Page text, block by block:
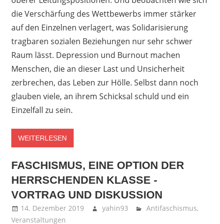
die Verschärfung des Wettbewerbs immer stärker
auf den Einzelnen verlagert, was Solidarisierung
tragbaren sozialen Beziehungen nur sehr schwer
Raum lässt. Depression und Burnout machen
Menschen, die an dieser Last und Unsicherheit
zerbrechen, das Leben zur Hölle. Selbst dann noch
glauben viele, an ihrem Schicksal schuld und ein
Einzelfall zu sein.
WEITERLESEN
FASCHISMUS, EINE OPTION DER
HERRSCHENDEN KLASSE -
VORTRAG UND DISKUSSION
14. Dezember 2019 yahin93 Antifaschismus,
Veranstaltungen